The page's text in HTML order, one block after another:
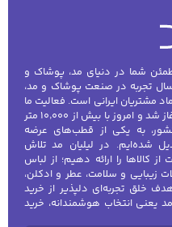
شما در دنیای مد، پوشاک و
زندگی | لیلیان مد، با بیش از ۱۵ سال تجربه در صنعت پوشاک و مد،
مشتریان ایرانی است. فعالیت ما
از سال ۲۰۰۸ زیرمجموعه گروه شکوفا آغاز شد و امروز با بیش از ۱۰٬۰۰۰ متر
به یکی از قطب‌های عرضه
شده‌ایم. در لیلیان مد تلاش
کالاها را ارائه دهیم؛ از لباس
زیبایی و سلامت، عطر و ادکلن،
خلق تجربه‌ای دلپذیر از خرید
یعنی انتخاب هوشمندانه، خرید